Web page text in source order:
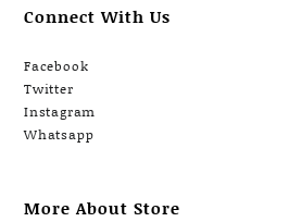
Connect With Us
Facebook
Twitter
Instagram
Whatsapp
More About Store